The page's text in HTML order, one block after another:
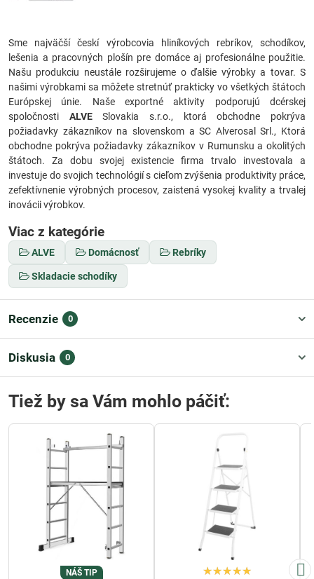
Sme najväčší českí výrobcovia hliníkových rebríkov, schodíkov,
lešenia a pracovných plošín pre domáce aj profesionálne použitie.
Našu produkciu neustále rozširujeme o ďalšie výrobky a tovar. S
našimi výrobkami sa môžete stretnúť prakticky vo všetkých štátoch
Európskej únie. Naše exportné aktivity podporujú dcérskej
spoločnosti ALVESlovakia s.r.o., ktorá obchodne pokrýva
požiadavky zákazníkov na slovenskom a SC Alverosal Srl., Ktorá
obchodne pokrýva požiadavky zákazníkov v Rumunsku a okolitých
štátoch. Za dobu svojej existencie firma trvalo investovala a
investuje do svojich technológií s cieľom zvýšenia produktivity práce,
zefektívnenie výrobných procesov, zaistená vysokej kvality a trvalej
inovácii výrobkov.
Viac z kategórie
ALVE Domácnosť Rebríky
Skladacie schodíky
Recenzie 0
Diskusia 0
Tiež by sa Vám mohlo páčiť:
NÁŠ TIP